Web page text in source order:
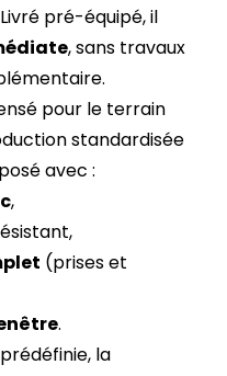
pré-équipé, il
, sans travaux
pour le terrain
standardisée
avec :
,
(prises et
.
la